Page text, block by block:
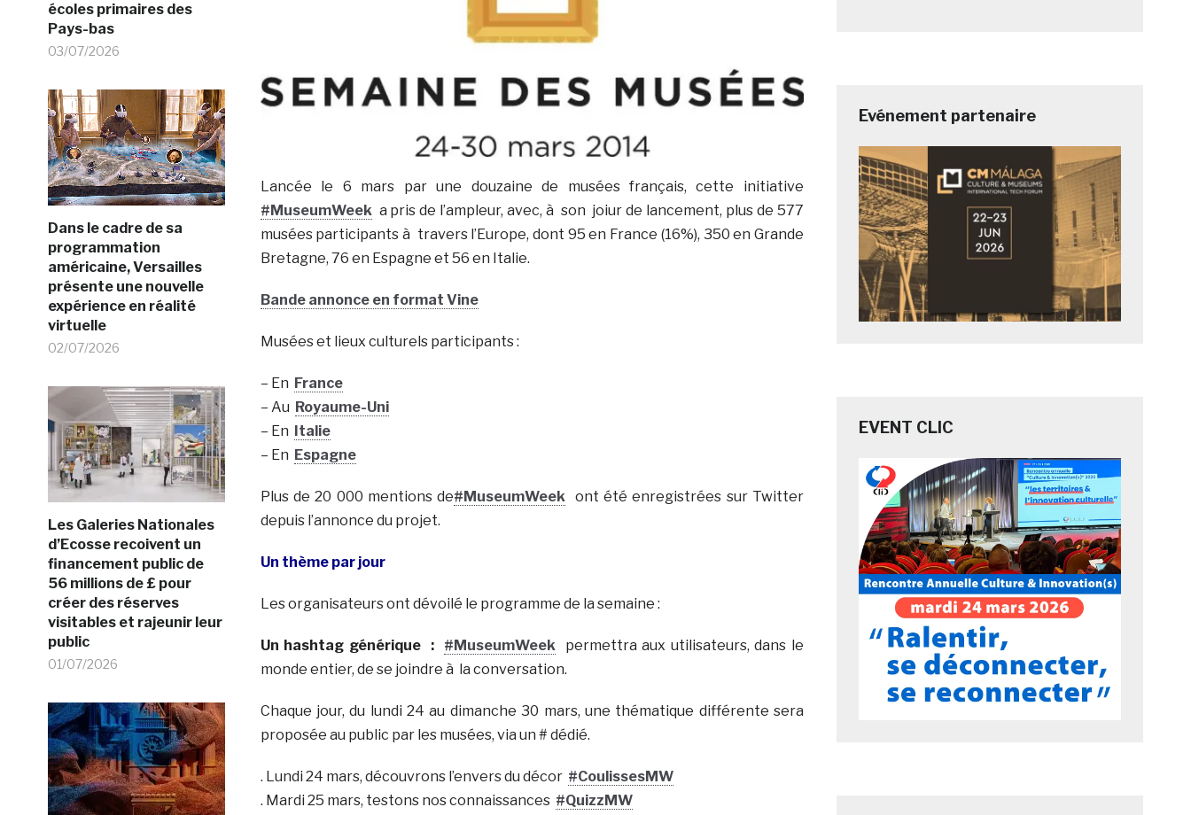
écoles primaires des
Pays-bas
03/07/2026
Dans le cadre de sa
programmation
américaine, Versailles
présente une nouvelle
expérience en réalité
virtuelle
02/07/2026
Les Galeries Nationales
d’Ecosse recoivent un
financement public de
56 millions de £ pour
créer des réserves
visitables et rajeunir leur
public
01/07/2026
Lancée le 6 mars par une douzaine de musées français, cette initiative
#MuseumWeeka pris de l’ampleur, avec, à son joiur de lancement, plus de 577
musées participants à travers l’Europe, dont 95 en France (16%), 350 en Grande
Bretagne, 76 en Espagne et 56 en Italie.
Bande annonce en format Vine
Musées et lieux culturels participants :
– En France
– Au Royaume-Uni
– En
Italie
– En Espagne
Plus de 20 000 mentions de#MuseumWeek ont été enregistrées sur Twitter
depuis l’annonce du projet.
Un thème par jour
Les organisateurs ont dévoilé le programme de la semaine :
Un hashtag générique : #MuseumWeekpermettra aux utilisateurs, dans le
monde entier, de se joindre à la conversation.
Chaque jour, du lundi 24 au dimanche 30 mars, une thématique différente sera
proposée au public par les musées, via un # dédié.
. Lundi 24 mars, découvrons l’envers du décor #CoulissesMW
. Mardi 25 mars, testons nos connaissances #QuizzMW
Evénement partenaire
EVENT CLIC